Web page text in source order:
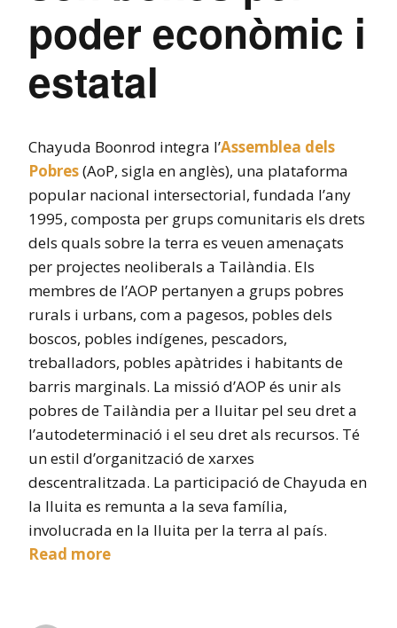
poder econòmic i
estatal
Chayuda Boonrod integra l’Assemblea dels
Pobres(AoP, sigla en anglès), una plataforma
popular nacional intersectorial, fundada l’any
1995, composta per grups comunitaris els drets
dels quals sobre la terra es veuen amenaçats
per projectes neoliberals a Tailàndia. Els
membres de l’AOP pertanyen a grups pobres
rurals i urbans, com a pagesos, pobles dels
boscos, pobles indígenes, pescadors,
treballadors, pobles apàtrides i habitants de
barris marginals. La missió d’AOP és unir als
pobres de Tailàndia per a lluitar pel seu dret a
l’autodeterminació i el seu dret als recursos. Té
un estil d’organització de xarxes
descentralitzada. La participació de Chayuda en
la lluita es remunta a la seva família,
involucrada en la lluita per la terra al país.
Read more